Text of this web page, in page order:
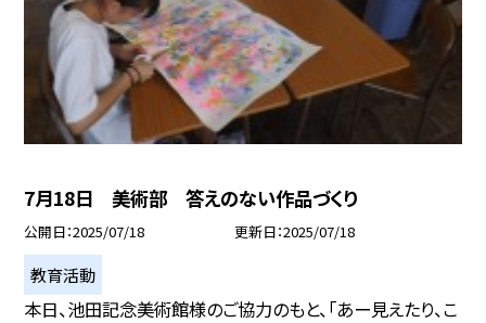
7月18日 美術部 答えのない作品づくり
公開日 2025/07/18 更新日 2025/07/18
教育活動
本日、池田記念美術館様のご協力のもと、「あー見えたり、こ